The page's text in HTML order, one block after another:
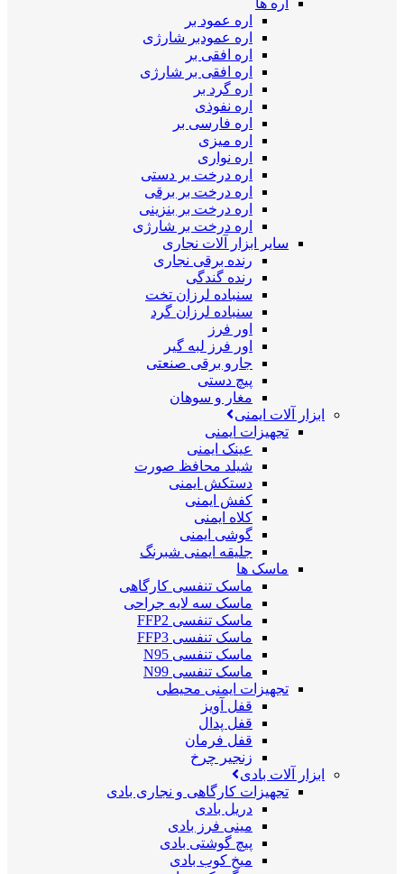
اره ها
اره عمود بر
اره عمودبر شارژی
اره افقی بر
اره افقی بر شارژی
اره گرد بر
اره نفوذی
اره فارسی بر
اره میزی
اره نواری
اره درخت بر دستی
اره درخت بر برقی
اره درخت بر بنزینی
اره درخت بر شارژی
سایر ابزار آلات نجاری
رنده برقی نجاری
رنده گندگی
سنباده لرزان تخت
سنباده لرزان گرد
اور فرز
اور فرز لبه گیر
جارو برقی صنعتی
پیچ دستی
مغار و سوهان
ابزار آلات ایمنی
تجهیزات ایمنی
عینک ایمنی
شیلد محافظ صورت
دستکش ایمنی
کفش ایمنی
کلاه ایمنی
گوشی ایمنی
جلیقه ایمنی شبرنگ
ماسک ها
ماسک تنفسی کارگاهی
ماسک سه لایه جراحی
ماسک تنفسی FFP2
ماسک تنفسی FFP3
ماسک تنفسی N95
ماسک تنفسی N99
تجهیزات ایمنی محیطی
قفل آویز
قفل پدال
قفل فرمان
زنجیر چرخ
ابزار آلات بادی
تجهیزات کارگاهی و نجاری بادی
دریل بادی
مینی فرز بادی
پیچ گوشتی بادی
میخ کوب بادی